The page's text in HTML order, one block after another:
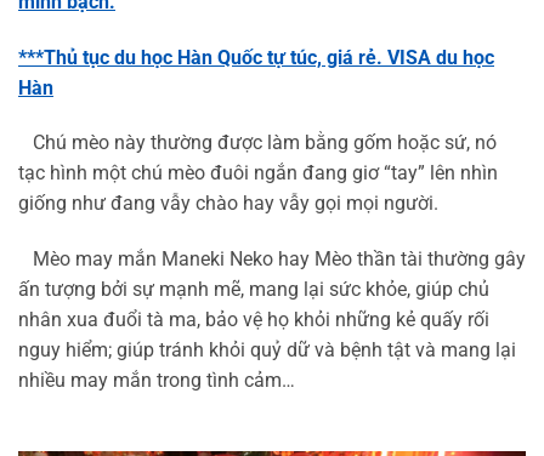
***Thủ tục du học Hàn Quốc tự túc, giá rẻ. VISA du học
Hàn
Chú mèo này thường được làm bằng gốm hoặc sứ, nó
tạc hình một chú mèo đuôi ngắn đang giơ “tay” lên nhìn
giống như đang vẫy chào hay vẫy gọi mọi người.
Mèo may mắn Maneki Neko hay Mèo thần tài thường gây
ấn tượng bởi sự mạnh mẽ, mang lại sức khỏe, giúp chủ
nhân xua đuổi tà ma, bảo vệ họ khỏi những kẻ quấy rối
nguy hiểm; giúp tránh khỏi quỷ dữ và bệnh tật và mang lại
nhiều may mắn trong tình cảm…